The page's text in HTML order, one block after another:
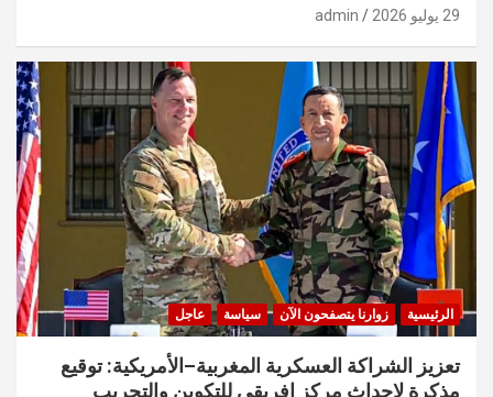
29 يوليو 2026 admin
الرئيسية زوارنا يتصفحون الآن سياسة عاجل
تعزيز الشراكة العسكرية المغربية–الأمريكية: توقيع
مذكرة لإحداث مركز إفريقي للتكوين والتجريب